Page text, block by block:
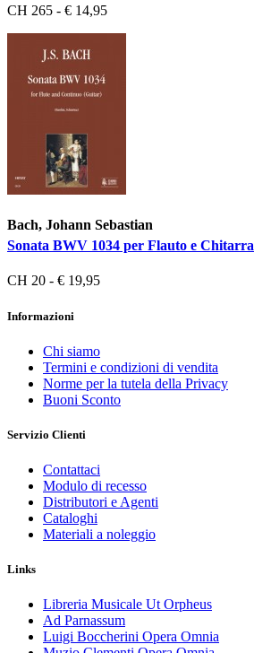
CH 265 - € 14,95
Bach, Johann Sebastian
Sonata BWV 1034 per Flauto e Chitarra
CH 20 - € 19,95
Informazioni
Chi siamo
Termini e condizioni di vendita
Norme per la tutela della Privacy
Buoni Sconto
Servizio Clienti
Contattaci
Modulo di recesso
Distributori e Agenti
Cataloghi
Materiali a noleggio
Links
Libreria Musicale Ut Orpheus
Ad Parnassum
Luigi Boccherini Opera Omnia